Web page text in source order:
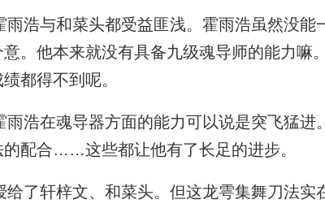
浩与和菜头都受益匪浅。霍雨浩虽然没能
。他本来就没有具备九级魂导师的能力嘛
都得不到呢。
浩在魂导器方面的能力可以说是突飞猛进
配合……这些都让他有了长足的进步。
了轩梓文、和菜头。但这龙雩集舞刀法实